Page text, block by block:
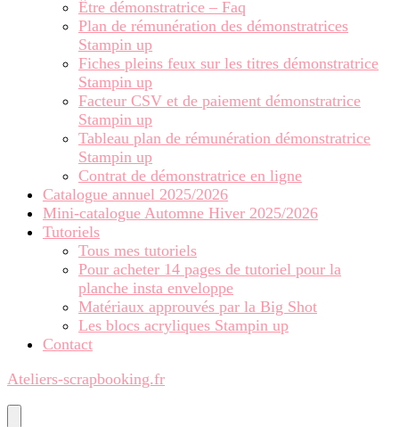
Être démonstratrice – Faq
Plan de rémunération des démonstratrices
Stampin up
Fiches pleins feux sur les titres démonstratrice
Stampin up
Facteur CSV et de paiement démonstratrice
Stampin up
Tableau plan de rémunération démonstratrice
Stampin up
Contrat de démonstratrice en ligne
Catalogue annuel 2025/2026
Mini-catalogue Automne Hiver 2025/2026
Tutoriels
Tous mes tutoriels
Pour acheter 14 pages de tutoriel pour la
planche insta enveloppe
Matériaux approuvés par la Big Shot
Les blocs acryliques Stampin up
Contact
Ateliers-scrapbooking.fr